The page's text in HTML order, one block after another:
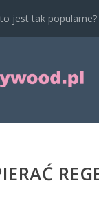
jest tak popularne?